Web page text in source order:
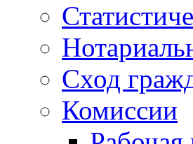
Сход
Комиссии